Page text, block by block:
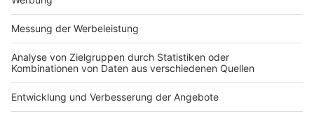
Prof. Dr. Michael Stahlschmidt
BB 2023, 1109